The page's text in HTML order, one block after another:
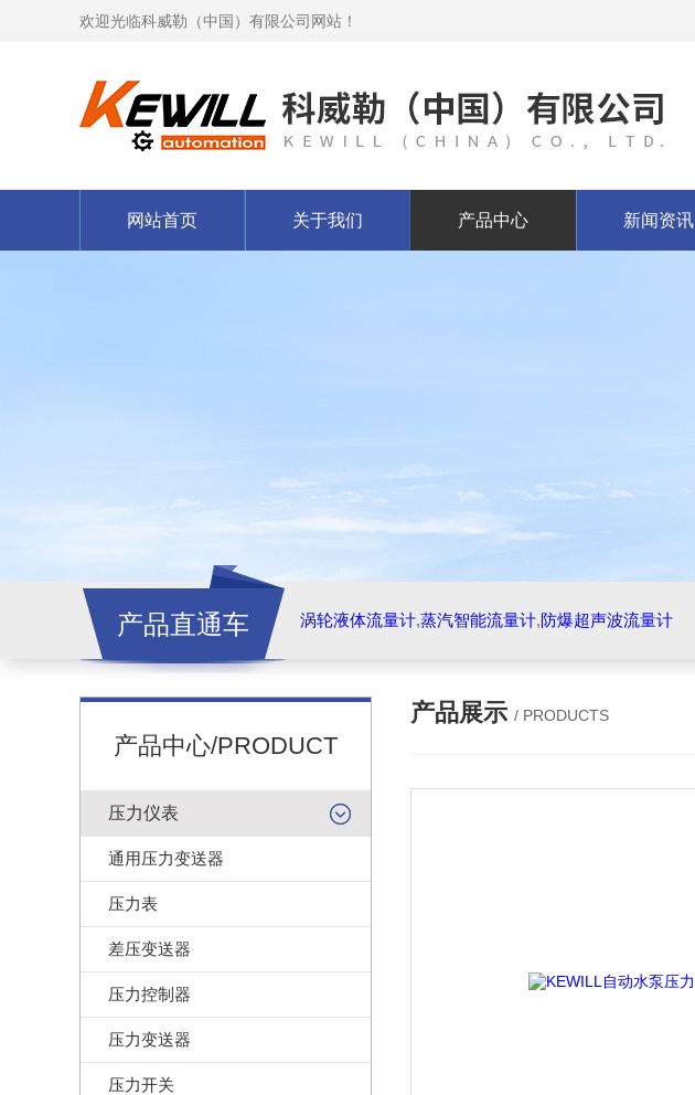
欢迎光临科威勒（中国）有限公司网站！
网站首页 关于我们 产品中心 新闻资讯
产品直通车 涡轮液体流量计,蒸汽智能流量计,防爆超声波流量计
产品中心/PRODUCT
压力仪表
通用压力变送器
压力表
差压变送器
压力控制器
压力变送器
压力开关
产品展示 / PRODUCTS